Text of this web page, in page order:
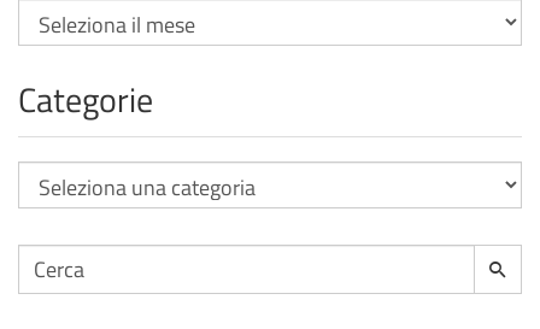
Categorie
per:
Cerca